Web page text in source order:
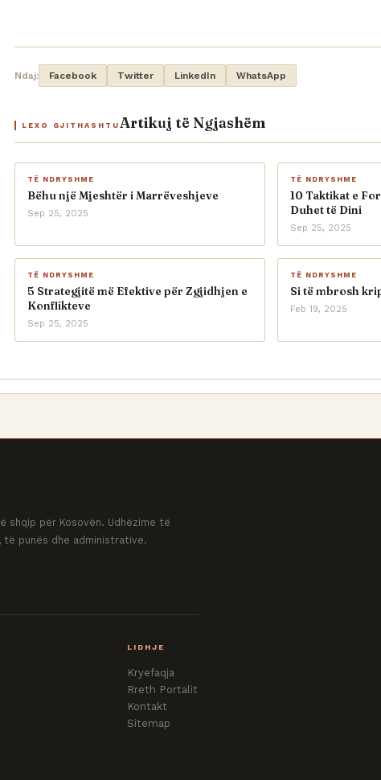
Ndaj: Facebook Twitter LinkedIn WhatsApp
LEXO GJITHASHTU Artikuj të Ngjashëm
TË NDRYSHME
Bëhu një Mjeshtër i Marrëveshjeve
Sep 25, 2025
TË NDRYSHME
10 Taktikat e
Duhet të Dini
Sep 25, 2025
TË NDRYSHME
5 Strategjitë më Efektive për Zgjidhjen e
Konflikteve
Sep 25, 2025
TË NDRYSHME
Si të mbrosh
Feb 19, 2025
shqip për Kosovën. Udhëzime të
të punës dhe administrative.
LIDHJE
Kryefaqja
Rreth Portalit
Kontakt
Sitemap